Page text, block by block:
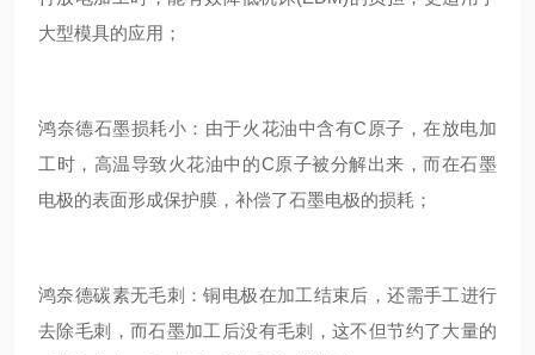
大型模具的应用；
鸿奈德石墨损耗小：由于火花油中含有C原子，在放电加
工时，高温导致火花油中的C原子被分解出来，而在石墨
电极的表面形成保护膜，补偿了石墨电极的损耗；
鸿奈德碳素无毛刺：铜电极在加工结束后，还需手工进行
去除毛刺，而石墨加工后没有毛刺，这不但节约了大量的